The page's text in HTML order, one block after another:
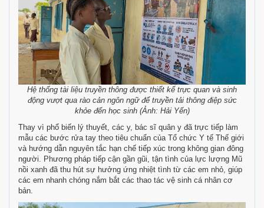
Hệ thống tài liệu truyền thông được thiết kế trực quan và sinh
động vượt qua rào cản ngôn ngữ để truyền tải thông điệp sức
khỏe đến học sinh (Ảnh: Hải Yến)
Thay vì phổ biến lý thuyết, các y, bác sĩ quân y đã trực tiếp làm
mẫu các bước rửa tay theo tiêu chuẩn của Tổ chức Y tế Thế giới
và hướng dẫn nguyên tắc hạn chế tiếp xúc trong không gian đông
người. Phương pháp tiếp cận gần gũi, tận tình của lực lượng Mũ
nồi xanh đã thu hút sự hưởng ứng nhiệt tình từ các em nhỏ, giúp
các em nhanh chóng nắm bắt các thao tác vệ sinh cá nhân cơ
bản.